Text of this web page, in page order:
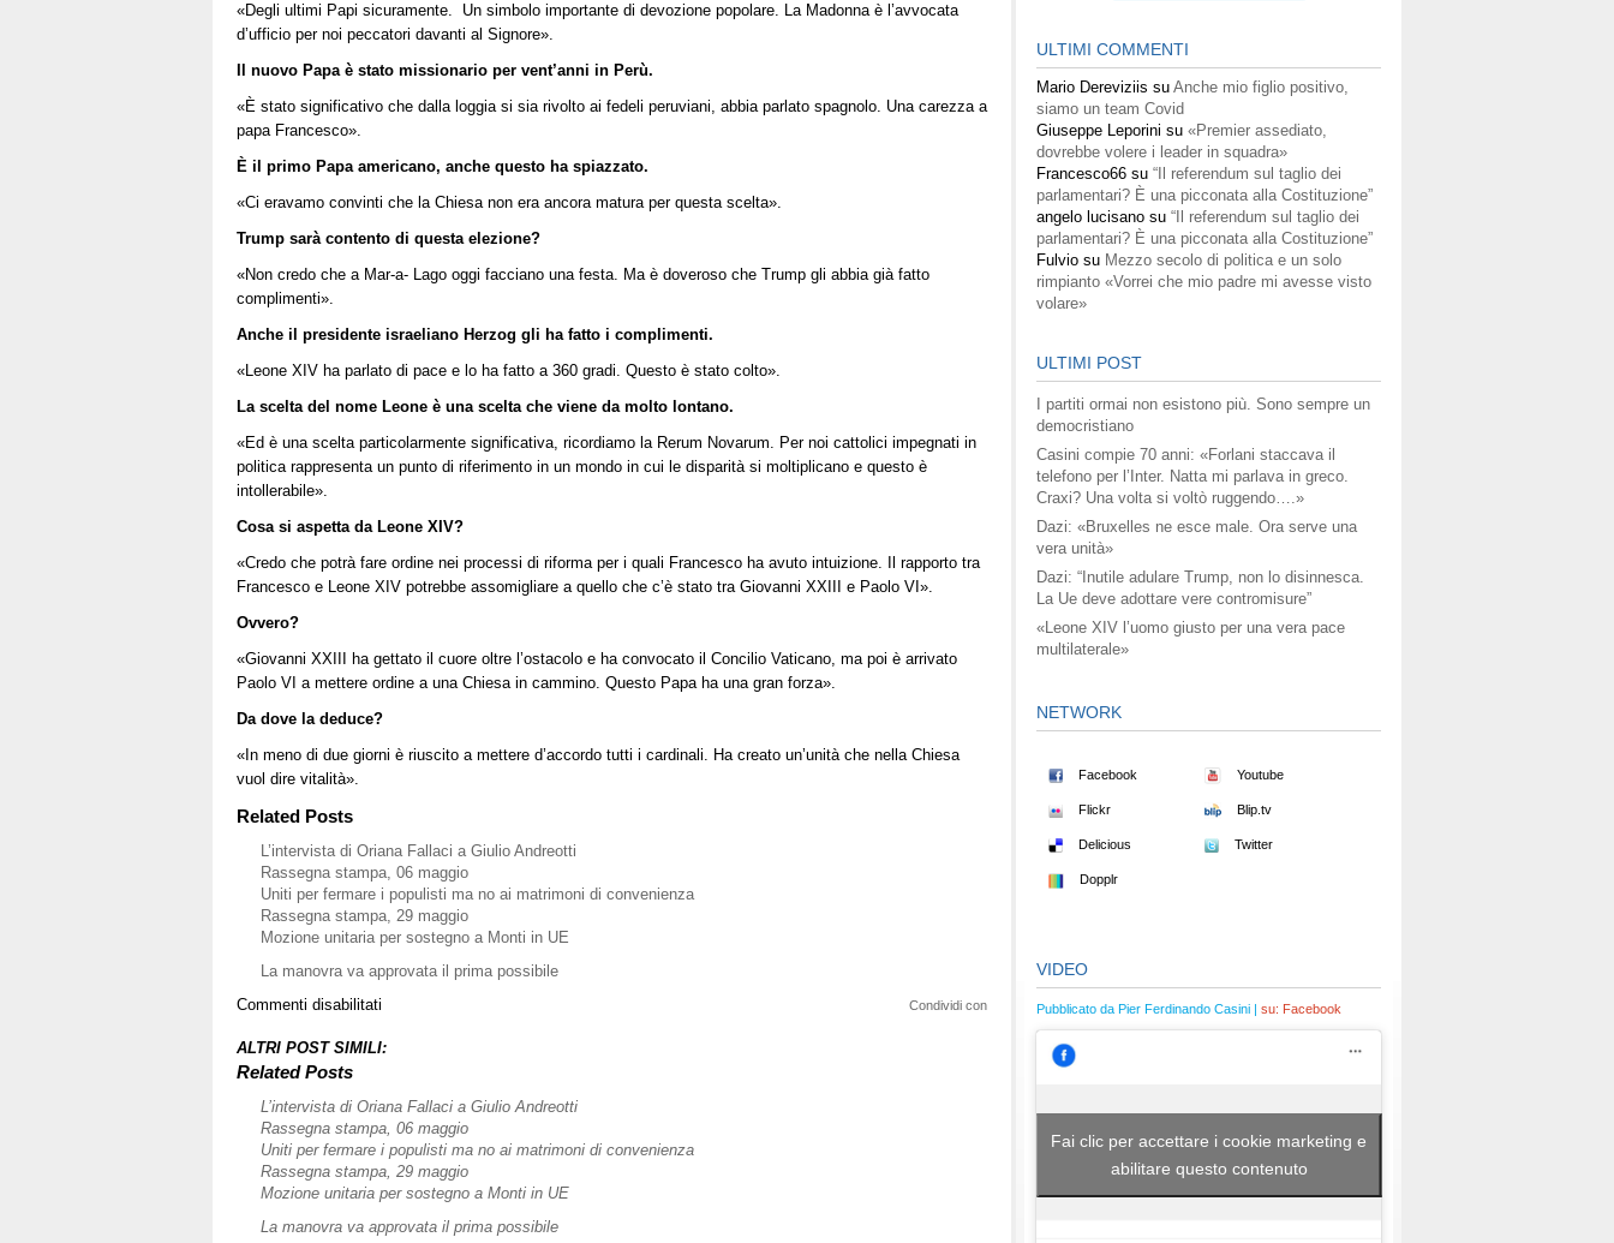
«Degli ultimi Papi sicuramente. Un simbolo importante di devozione popolare. La Madonna è l’avvocata
d’ufficio per noi peccatori davanti al Signore».
Il nuovo Papa è stato missionario per vent’anni in Perù.
«È stato significativo che dalla loggia si sia rivolto ai fedeli peruviani, abbia parlato spagnolo. Una carezza a
papa Francesco».
È il primo Papa americano, anche questo ha spiazzato.
«Ci eravamo convinti che la Chiesa non era ancora matura per questa scelta».
Trump sarà contento di questa elezione?
«Non credo che a Mar-a- Lago oggi facciano una festa. Ma è doveroso che Trump gli abbia già fatto
complimenti».
Anche il presidente israeliano Herzog gli ha fatto i complimenti.
«Leone XIV ha parlato di pace e lo ha fatto a 360 gradi. Questo è stato colto».
La scelta del nome Leone è una scelta che viene da molto lontano.
«Ed è una scelta particolarmente significativa, ricordiamo la Rerum Novarum. Per noi cattolici impegnati in
politica rappresenta un punto di riferimento in un mondo in cui le disparità si moltiplicano e questo è
intollerabile».
Cosa si aspetta da Leone XIV?
«Credo che potrà fare ordine nei processi di riforma per i quali Francesco ha avuto intuizione. Il rapporto tra
Francesco e Leone XIV potrebbe assomigliare a quello che c’è stato tra Giovanni XXIII e Paolo VI».
Ovvero?
«Giovanni XXIII ha gettato il cuore oltre l’ostacolo e ha convocato il Concilio Vaticano, ma poi è arrivato
Paolo VI a mettere ordine a una Chiesa in cammino. Questo Papa ha una gran forza».
Da dove la deduce?
«In meno di due giorni è riuscito a mettere d’accordo tutti i cardinali. Ha creato un’unità che nella Chiesa
vuol dire vitalità».
Related Posts
L’intervista di Oriana Fallaci a Giulio Andreotti
Rassegna stampa, 06 maggio
Uniti per fermare i populisti ma no ai matrimoni di convenienza
Rassegna stampa, 29 maggio
Mozione unitaria per sostegno a Monti in UE
La manovra va approvata il prima possibile
Commenti disabilitati
ero
commosso
tra
i
giovani.
La
Chiesa
ALTRI POST SIMILI:
Related Posts
L’intervista di Oriana Fallaci a Giulio Andreotti
Rassegna stampa, 06 maggio
Uniti per fermare i populisti ma no ai matrimoni di convenienza
Rassegna stampa, 29 maggio
Mozione unitaria per sostegno a Monti in UE
La manovra va approvata il prima possibile
Condividi con
ULTIMI COMMENTI
Mario Dereviziis su Anche mio figlio positivo,
siamo un team Covid
Giuseppe Leporini su «Premier assediato,
dovrebbe volere i leader in squadra»
Francesco66 su “Il referendum sul taglio dei
parlamentari? È una picconata alla Costituzione”
angelo lucisano su “Il referendum sul taglio dei
parlamentari? È una picconata alla Costituzione”
Fulvio su Mezzo secolo di politica e un solo
rimpianto «Vorrei che mio padre mi avesse visto
volare»
ULTIMI POST
I partiti ormai non esistono più. Sono sempre un
democristiano
Casini compie 70 anni: «Forlani staccava il
telefono per l’Inter. Natta mi parlava in greco.
Craxi? Una volta si voltò ruggendo….»
Dazi: «Bruxelles ne esce male. Ora serve una
vera unità»
Dazi: “Inutile adulare Trump, non lo disinnesca.
La Ue deve adottare vere contromisure”
«Leone XIV l’uomo giusto per una vera pace
multilaterale»
NETWORK
Facebook Youtube
Flickr Blip.tv
Delicious Twitter
Dopplr
VIDEO
Pubblicato da Pier Ferdinando Casini | su: Facebook
Fai clic per accettare i cookie marketing e
abilitare questo contenuto